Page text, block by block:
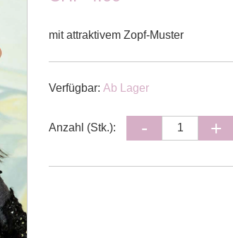
mit attraktivem Zopf-Muster
Verfügbar:Ab Lager
Anzahl (Stk.):